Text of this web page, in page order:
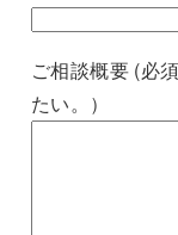
ご相談概要 (必
たい。）